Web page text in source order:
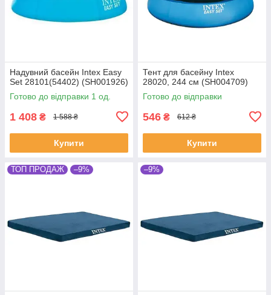
Надувний басейн Intex Easy
Set 28101(54402) (SH001926)
Готово до відправки 1 од.
1 408 ₴ 1 588 ₴
Купити
Тент для басейну Intex
28020, 244 см (SH004709)
Готово до відправки
546 ₴ 612 ₴
Купити
ТОП ПРОДАЖ –9% –9%